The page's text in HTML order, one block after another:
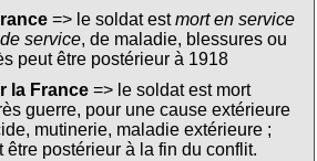
=> le soldat estmort en service
service, de maladie, blessures ou
peut être postérieur à 1918
la France=> le soldat est mort
guerre, pour une cause extérieure
mutinerie, maladie extérieure ;
être postérieur à la fin du conflit.